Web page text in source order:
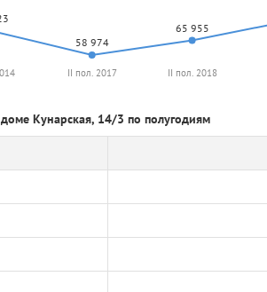
58 974
65 955
II пол. 2017 II пол. 2018
Кунарская, 14/3 по полугодиям